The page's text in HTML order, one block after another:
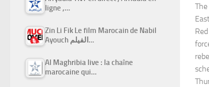
ligne ,…
Zin Li Fik Le film Marocain de Nabil
Ayouch الفيلم…
Al Maghribia live : la chaîne
marocaine qui…